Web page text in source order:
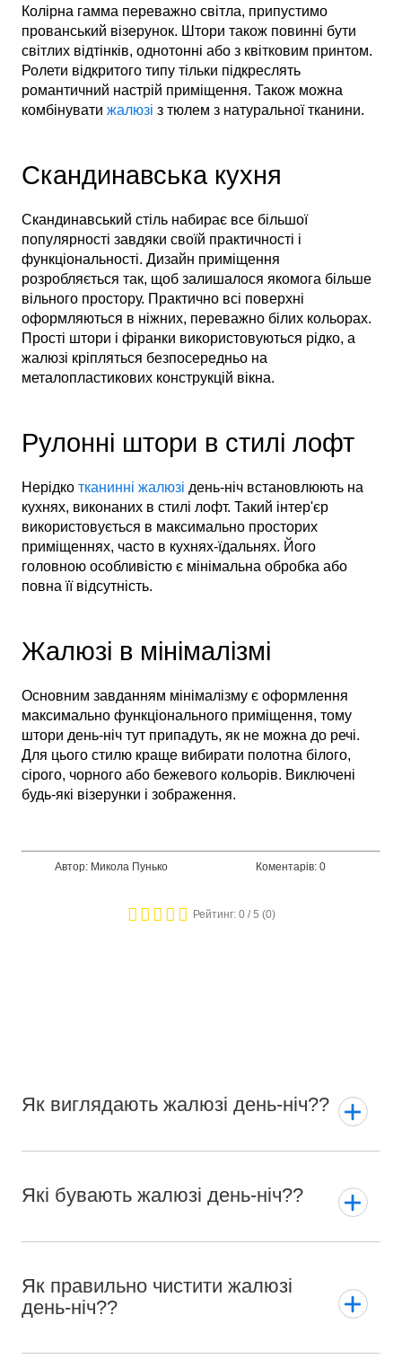
Колірна гамма переважно світла, припустимо
прованський візерунок. Штори також повинні бути
світлих відтінків, однотонні або з квітковим принтом.
Ролети відкритого типу тільки підкреслять
романтичний настрій приміщення. Також можна
комбінувати жалюзі з тюлем з натуральної тканини.
Скандинавська кухня
Скандинавський стіль набирає все більшої
популярності завдяки своїй практичності і
функціональності. Дизайн приміщення
розробляється так, щоб залишалося якомога більше
вільного простору. Практично всі поверхні
оформляються в ніжних, переважно білих кольорах.
Прості штори і фіранки використовуються рідко, а
жалюзі кріпляться безпосередньо на
металопластикових конструкцій вікна.
Рулонні штори в стилі лофт
Нерідко тканинні жалюзі день-ніч встановлюють на
кухнях, виконаних в стилі лофт. Такий інтер'єр
використовується в максимально просторих
приміщеннях, часто в кухнях-їдальнях. Його
головною особливістю є мінімальна обробка або
повна її відсутність.
Жалюзі в мінімалізмі
Основним завданням мінімалізму є оформлення
максимально функціонального приміщення, тому
штори день-ніч тут припадуть, як не можна до речі.
Для цього стилю краще вибирати полотна білого,
сірого, чорного або бежевого кольорів. Виключені
будь-які візерунки і зображення.
Автор: Микола Пунько Коментарів: 0
Рейтинг: 0/ 5 (0)
Як виглядають жалюзі день-ніч??
Які бувають жалюзі день-ніч??
Як правильно чистити жалюзі
день-ніч??